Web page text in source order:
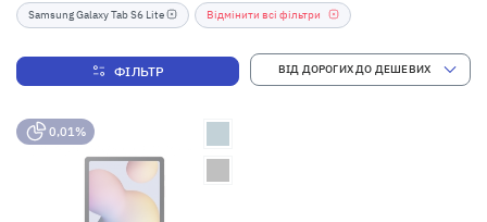
0,01%
Samsung Galaxy Tab S6 Lite Відмінити всі фільтри
ФІЛЬТР